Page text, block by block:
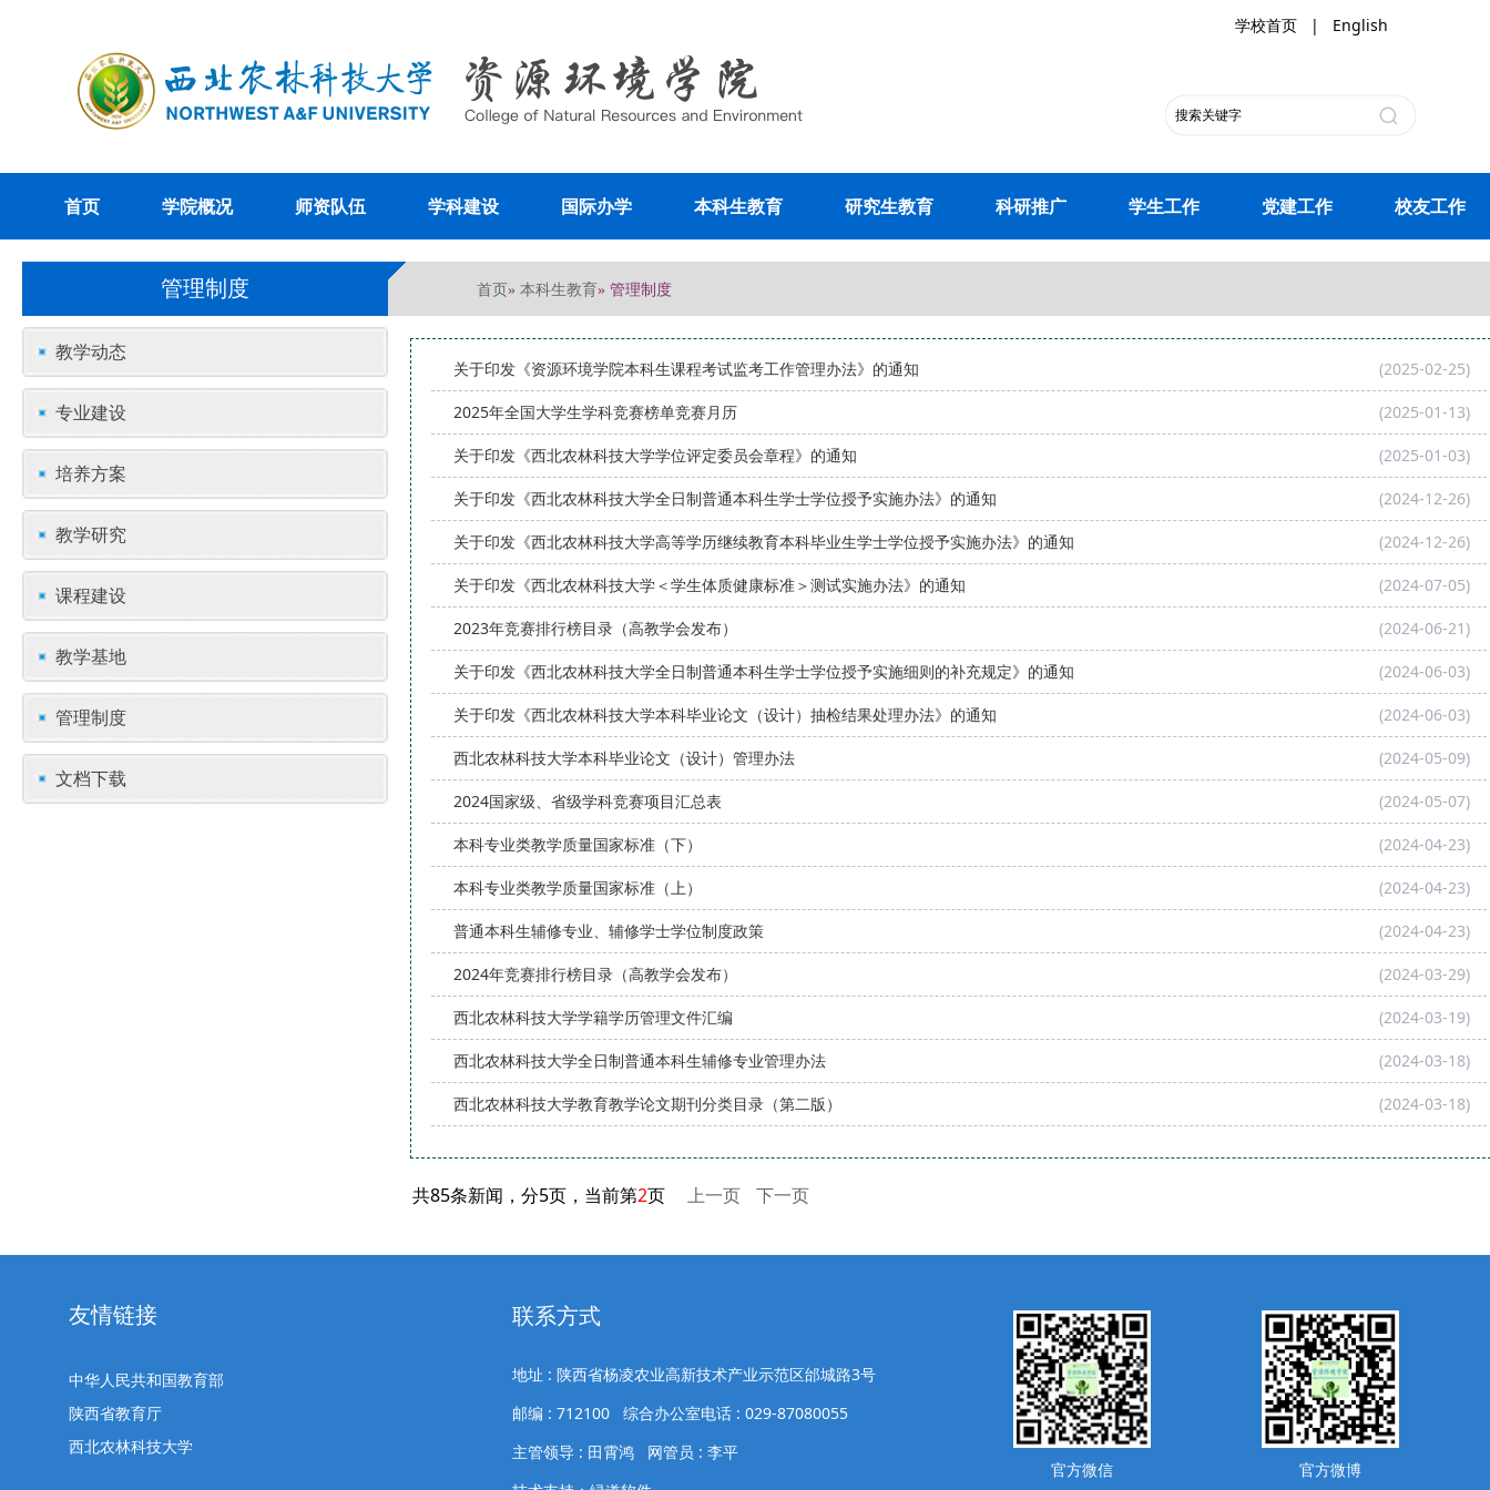
学校首页 | English
首页 学院概况 师资队伍 学科建设 国际办学 本科生教育 研究生教育 科研推广 学生工作 党建工作 校友工作
管理制度 首页» 本科生教育» 管理制度
教学动态
专业建设
培养方案
教学研究
课程建设
教学基地
管理制度
文档下载
(2025-02-25)
关于印发《资源环境学院本科生课程考试监考工作管理办法》的通知
(2025-01-13)
2025年全国大学生学科竞赛榜单竞赛月历
(2025-01-03)
关于印发《西北农林科技大学学位评定委员会章程》的通知
(2024-12-26)
关于印发《西北农林科技大学全日制普通本科生学士学位授予实施办法》的通知
(2024-12-26)
关于印发《西北农林科技大学高等学历继续教育本科毕业生学士学位授予实施办法》的通知
(2024-07-05)
关于印发《西北农林科技大学＜学生体质健康标准＞测试实施办法》的通知
(2024-06-21)
2023年竞赛排行榜目录（高教学会发布）
(2024-06-03)
关于印发《西北农林科技大学全日制普通本科生学士学位授予实施细则的补充规定》的通知
(2024-06-03)
关于印发《西北农林科技大学本科毕业论文（设计）抽检结果处理办法》的通知
(2024-05-09)
西北农林科技大学本科毕业论文（设计）管理办法
(2024-05-07)
2024国家级、省级学科竞赛项目汇总表
(2024-04-23)
本科专业类教学质量国家标准（下）
(2024-04-23)
本科专业类教学质量国家标准（上）
(2024-04-23)
普通本科生辅修专业、辅修学士学位制度政策
(2024-03-29)
2024年竞赛排行榜目录（高教学会发布）
(2024-03-19)
西北农林科技大学学籍学历管理文件汇编
(2024-03-18)
西北农林科技大学全日制普通本科生辅修专业管理办法
(2024-03-18)
西北农林科技大学教育教学论文期刊分类目录（第二版）
共85条新闻，分5页，当前第2页 上一页 下一页
友情链接
中华人民共和国教育部
陕西省教育厅
西北农林科技大学
联系方式
地址 : 陕西省杨凌农业高新技术产业示范区邰城路3号
邮编 : 712100 综合办公室电话 : 029-87080055
主管领导 : 田霄鸿 网管员 : 李平
官方微信 官方微博